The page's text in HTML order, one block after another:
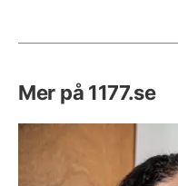
Mer på 1177.se